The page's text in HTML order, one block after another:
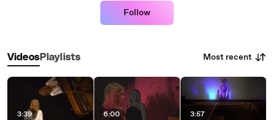
Follow
VideosPlaylists Most recent
3:39 6:00 3:57